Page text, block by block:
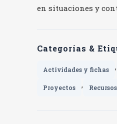
en situaciones y
Categorías &
Actividades y fichas ,
Proyectos ,